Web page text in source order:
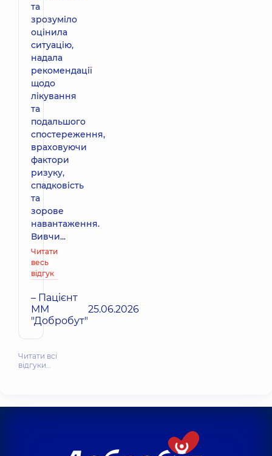
та
зрозуміло
оцінила
ситуацію,
надала
рекомендації
щодо
лікування
та
подальшого
спостереження,
враховуючи
фактори
ризуку,
спадковість
та
зорове
навантаження.
Вивчи...
Читати
весь
відгук
– Пацієнт
ММ
"Добробут"
25.06.2026
Читати всі
відгуки…